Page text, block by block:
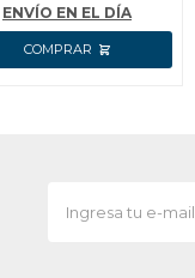
CPSLI2024
ENVÍO EN EL DÍA